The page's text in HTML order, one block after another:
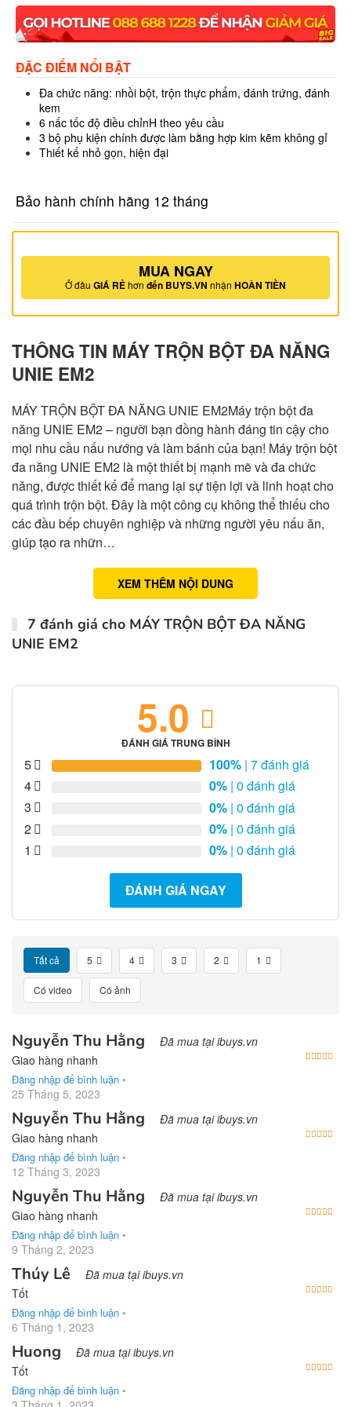
ĐẶC ĐIỂM NỔI BẬT
Đa chức năng: nhồi bột, trộn thực phẩm, đánh trứng, đánh
kem
6 nấc tốc độ điều chỉnH theo yêu cầu
3 bộ phụ kiện chính được làm bằng hợp kim kẽm không gỉ
Thiết kế nhỏ gọn, hiện đại
Bảo hành chính hãng 12 tháng
MUA NGAY
Ở đâu GIÁ RẺhơn đến BUYS.VN nhận HOÀN TIỀN
THÔNG TIN MÁY TRỘN BỘT ĐA NĂNG
UNIE EM2
MÁY TRỘN BỘT ĐA NĂNG UNIE EM2Máy trộn bột đa
năng UNIE EM2 – người bạn đồng hành đáng tin cậy cho
mọi nhu cầu nấu nướng và làm bánh của bạn! Máy trộn bột
đa năng UNIE EM2 là một thiết bị mạnh mẽ và đa chức
năng, được thiết kế để mang lại sự tiện lợi và linh hoạt cho
quá trình trộn bột. Đây là một công cụ không thể thiếu cho
các đầu bếp chuyên nghiệp và những người yêu nấu ăn,
giúp tạo ra nhữn…
XEM THÊM NỘI DUNG
7 đánh giá cho MÁY TRỘN BỘT ĐA NĂNG
UNIE EM2
5.0
ĐÁNH GIÁ TRUNG BÌNH
5 100% | 7 đánh giá
4
0% | 0 đánh giá
3
0% | 0 đánh giá
2
0% | 0 đánh giá
1
0% | 0 đánh giá
ĐÁNH GIÁ NGAY
Tất cả 5 4 3 2 1
Có video Có ảnh
Nguyễn Thu Hằng Đã mua tại ibuys.vn
Giao hàng nhanh
Đăng nhập để bình luận •
25 Tháng 5, 2023
Nguyễn Thu Hằng Đã mua tại ibuys.vn
Giao hàng nhanh
Đăng nhập để bình luận •
12 Tháng 3, 2023
Nguyễn Thu Hằng Đã mua tại ibuys.vn
Giao hàng nhanh
Đăng nhập để bình luận •
9 Tháng 2, 2023
Thúy Lê Đã mua tại ibuys.vn
Tốt
Đăng nhập để bình luận •
6 Tháng 1, 2023
Huong Đã mua tại ibuys.vn
Tốt
Đăng nhập để bình luận •